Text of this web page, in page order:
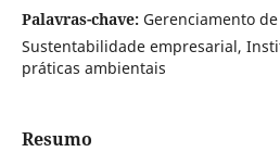
Palavras-chave: Gerenciamento
Sustentabilidade empresarial,
práticas ambientais
Resumo